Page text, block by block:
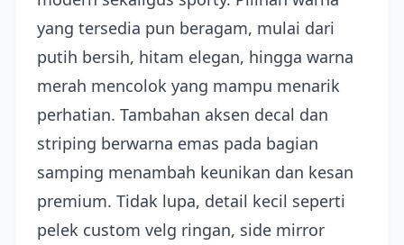
yang tersedia pun beragam, mulai dari
putih bersih, hitam elegan, hingga warna
merah mencolok yang mampu menarik
perhatian. Tambahan aksen decal dan
striping berwarna emas pada bagian
samping menambah keunikan dan kesan
premium. Tidak lupa, detail kecil seperti
pelek custom velg ringan, side mirror